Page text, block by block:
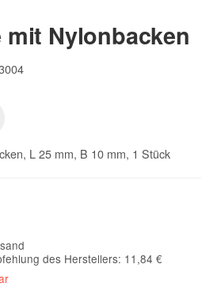
mit Nylonbacken
L 25 mm, B 10 mm, 1 Stück
des Herstellers: 11,84 €